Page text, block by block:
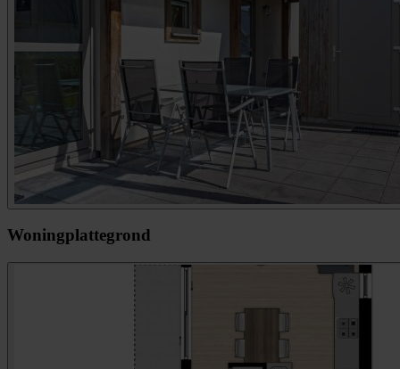
Woningplattegrond